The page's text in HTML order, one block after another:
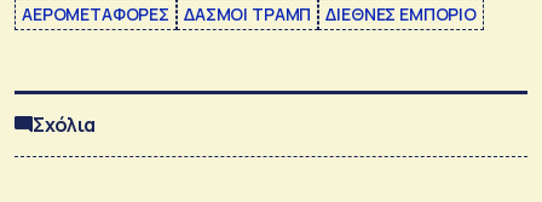
ΑΕΡΟΜΕΤΑΦΟΡΕΣ ΔΑΣΜΟΙ ΤΡΑΜΠ ΔΙΕΘΝΕΣ ΕΜΠΟΡΙΟ
Σχόλια